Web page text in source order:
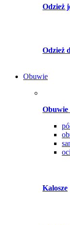
Odzież
Odzież
Obuwie
Obuwie
Kalosze